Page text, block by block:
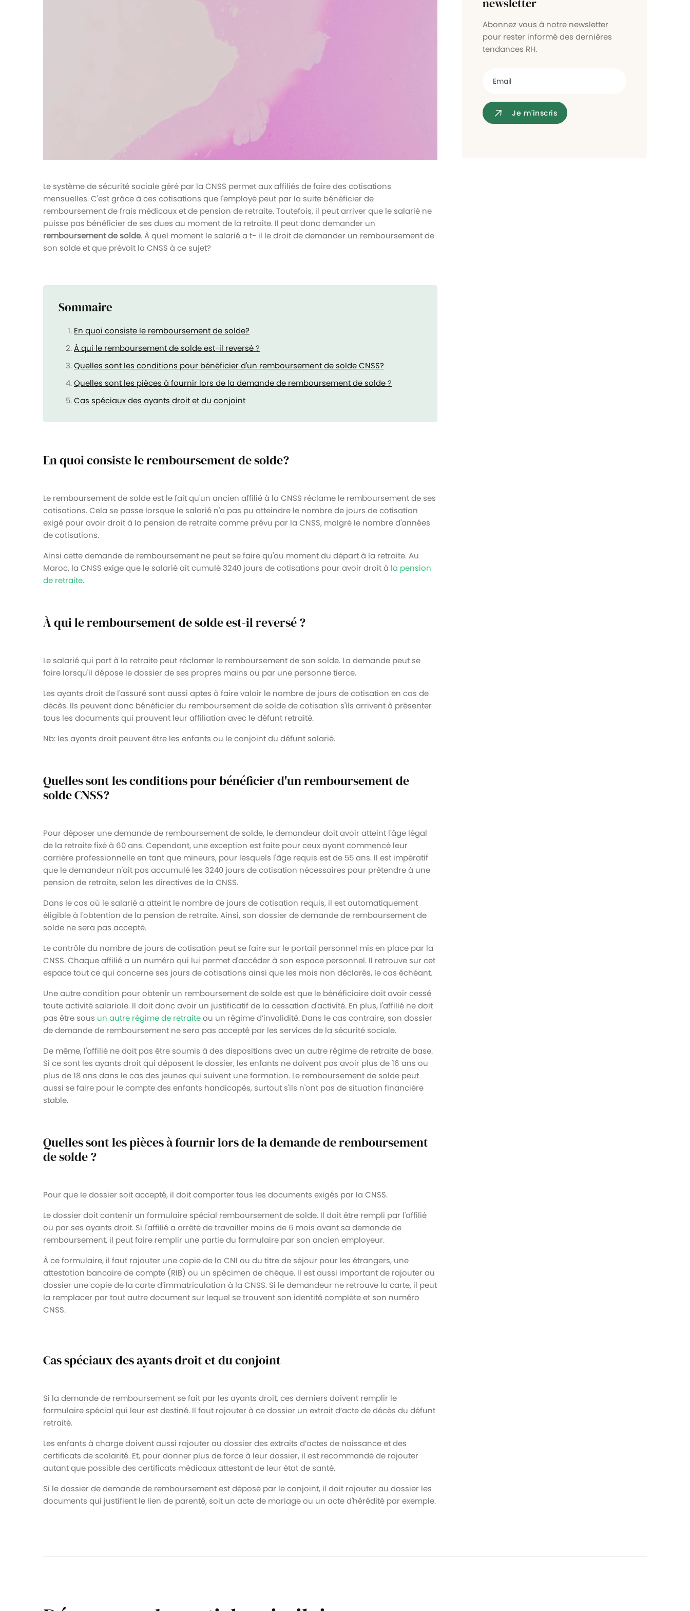
Le système de sécurité sociale géré par la CNSS permet aux affiliés de faire des cotisations
mensuelles. C'est grâce à ces cotisations que l'employé peut par la suite bénéficier de
remboursement de frais médicaux et de pension de retraite. Toutefois, il peut arriver que le salarié ne
puisse pas bénéficier de ses dues au moment de la retraite. Il peut donc demander un
remboursement de solde. À quel moment le salarié a t- il le droit de demander un remboursement de
son solde et que prévoit la CNSS à ce sujet?
Sommaire
En quoi consiste le remboursement de solde?
À qui le remboursement de solde est-il reversé ?
Quelles sont les conditions pour bénéficier d'un remboursement de solde CNSS?
Quelles sont les pièces à fournir lors de la demande de remboursement de solde ?
Cas spéciaux des ayants droit et du conjoint
En quoi consiste le remboursement de solde?
Le remboursement de solde est le fait qu'un ancien affilié à la CNSS réclame le remboursement de ses
cotisations. Cela se passe lorsque le salarié n'a pas pu atteindre le nombre de jours de cotisation
exigé pour avoir droit à la pension de retraite comme prévu par la CNSS, malgré le nombre d'années
de cotisations.
Ainsi cette demande de remboursement ne peut se faire qu'au moment du départ à la retraite. Au
Maroc, la CNSS exige que le salarié ait cumulé 3240 jours de cotisations pour avoir droit à la pension
de retraite.
À qui le remboursement de solde est-il reversé ?
Le salarié qui part à la retraite peut réclamer le remboursement de son solde. La demande peut se
faire lorsqu'il dépose le dossier de ses propres mains ou par une personne tierce.
Les ayants droit de l'assuré sont aussi aptes à faire valoir le nombre de jours de cotisation en cas de
décès. Ils peuvent donc bénéficier du remboursement de solde de cotisation s'ils arrivent à présenter
tous les documents qui prouvent leur affiliation avec le défunt retraité.
Nb: les ayants droit peuvent être les enfants ou le conjoint du défunt salarié.
Quelles sont les conditions pour bénéficier d'un remboursement de
solde CNSS?
Pour déposer une demande de remboursement de solde, le demandeur doit avoir atteint l'âge légal
de la retraite fixé à 60 ans. Cependant, une exception est faite pour ceux ayant commencé leur
carrière professionnelle en tant que mineurs, pour lesquels l'âge requis est de 55 ans. Il est impératif
que le demandeur n'ait pas accumulé les 3240 jours de cotisation nécessaires pour prétendre à une
pension de retraite, selon les directives de la CNSS.
Dans le cas où le salarié a atteint le nombre de jours de cotisation requis, il est automatiquement
éligible à l'obtention de la pension de retraite. Ainsi, son dossier de demande de remboursement de
solde ne sera pas accepté.
Le contrôle du nombre de jours de cotisation peut se faire sur le portail personnel mis en place par la
CNSS. Chaque affilié a un numéro qui lui permet d'accéder à son espace personnel. Il retrouve sur cet
espace tout ce qui concerne ses jours de cotisations ainsi que les mois non déclarés, le cas échéant.
Une autre condition pour obtenir un remboursement de solde est que le bénéficiaire doit avoir cessé
toute activité salariale. Il doit donc avoir un justificatif de la cessation d'activité. En plus, l'affilié ne doit
pas être sous un autre régime de retraiteou un régime d’invalidité. Dans le cas contraire, son dossier
de demande de remboursement ne sera pas accepté par les services de la sécurité sociale.
De même, l'affilié ne doit pas être soumis à des dispositions avec un autre régime de retraite de base.
Si ce sont les ayants droit qui déposent le dossier, les enfants ne doivent pas avoir plus de 16 ans ou
plus de 18 ans dans le cas des jeunes qui suivent une formation. Le remboursement de solde peut
aussi se faire pour le compte des enfants handicapés, surtout s'ils n'ont pas de situation financière
stable.
Quelles sont les pièces à fournir lors de la demande de remboursement
de solde ?
Pour que le dossier soit accepté, il doit comporter tous les documents exigés par la CNSS.
Le dossier doit contenir un formulaire spécial remboursement de solde. Il doit être rempli par l'affilié
ou par ses ayants droit. Si l'affilié a arrêté de travailler moins de 6 mois avant sa demande de
remboursement, il peut faire remplir une partie du formulaire par son ancien employeur.
À ce formulaire, il faut rajouter une copie de la CNI ou du titre de séjour pour les étrangers, une
attestation bancaire de compte (RIB) ou un spécimen de chèque. Il est aussi important de rajouter au
dossier une copie de la carte d’immatriculation à la CNSS. Si le demandeur ne retrouve la carte, il peut
la remplacer par tout autre document sur lequel se trouvent son identité complète et son numéro
CNSS.
Cas spéciaux des ayants droit et du conjoint
Si la demande de remboursement se fait par les ayants droit, ces derniers doivent remplir le
formulaire spécial qui leur est destiné. Il faut rajouter à ce dossier un extrait d’acte de décès du défunt
retraité.
Les enfants à charge doivent aussi rajouter au dossier des extraits d’actes de naissance et des
certificats de scolarité. Et, pour donner plus de force à leur dossier, il est recommandé de rajouter
autant que possible des certificats médicaux attestant de leur état de santé.
Si le dossier de demande de remboursement est déposé par le conjoint, il doit rajouter au dossier les
documents qui justifient le lien de parenté, soit un acte de mariage ou un acte d'hérédité par exemple.
newsletter
Abonnez vous à notre newsletter
pour rester informé des dernières
tendances RH.
Je m'inscris
Contrôle d'accès